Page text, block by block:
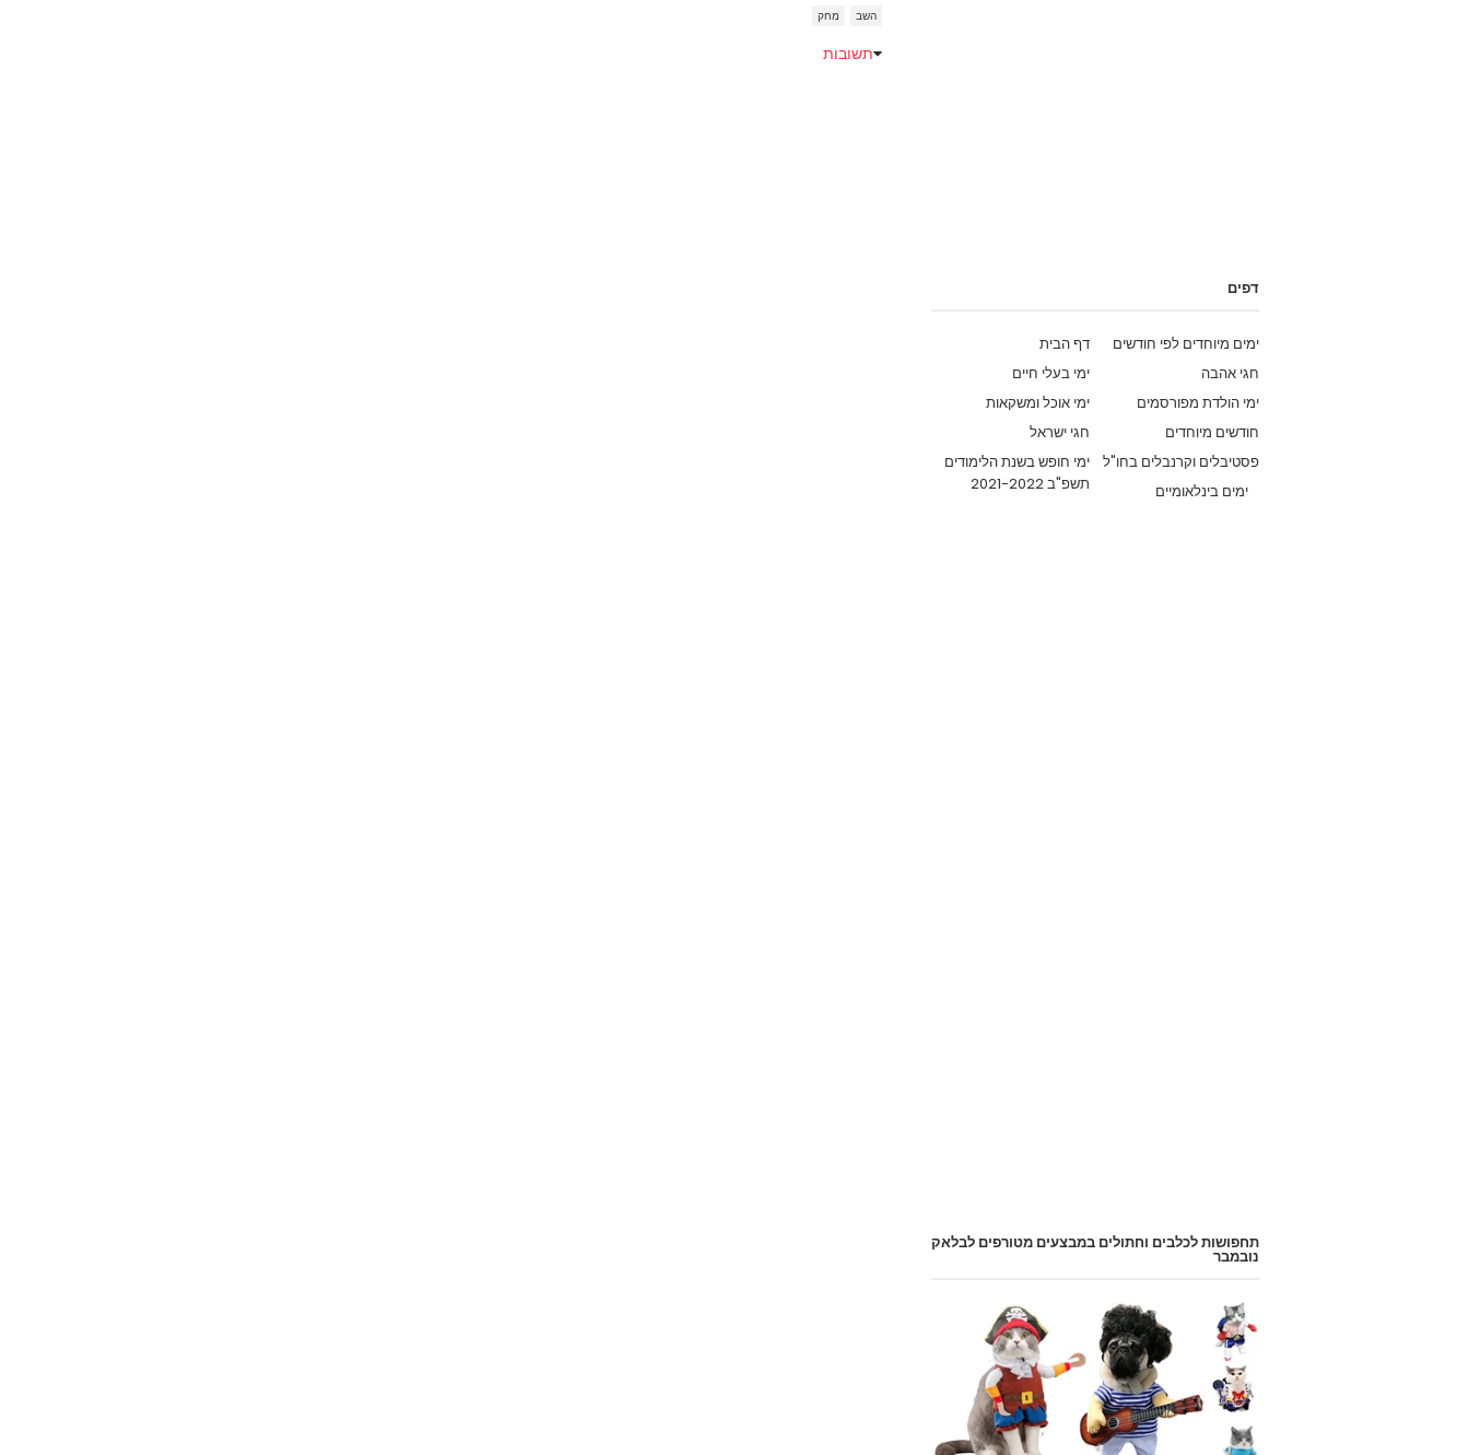
השב מחק
תשובות
דפים
דף הבית
ימים מיוחדים לפי חודשים
ימי בעלי חיים
חגי אהבה
ימי אוכל ומשקאות
ימי הולדת מפורסמים
חגי ישראל
חודשים מיוחדים
ימי חופש בשנת הלימודים
תשפ"ב 2021-2022
פסטיבלים וקרנבלים בחו"ל
ימים בינלאומיים
תחפושות לכלבים וחתולים במבצעים מטורפים לבלאק
נובמבר